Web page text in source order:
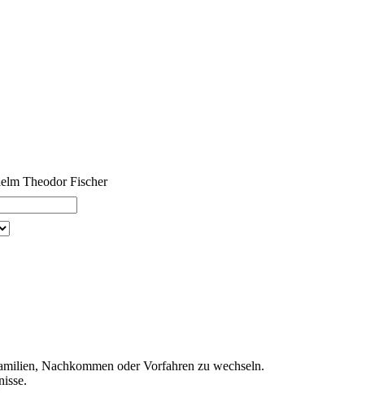
Theodor Fischer
Nachkommen oder Vorfahren zu wechseln.